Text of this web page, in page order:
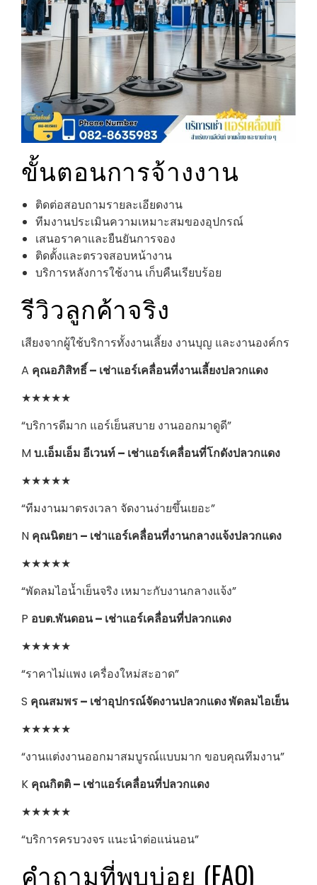
ขั้นตอนการจ้างงาน
ติดต่อสอบถามรายละเอียดงาน
ทีมงานประเมินความเหมาะสมของอุปกรณ์
เสนอราคาและยืนยันการจอง
ติดตั้งและตรวจสอบหน้างาน
บริการหลังการใช้งาน เก็บคืนเรียบร้อย
รีวิวลูกค้าจริง
เสียงจากผู้ใช้บริการทั้งงานเลี้ยง งานบุญ และงานองค์กร
A คุณอภิสิทธิ์ – เช่าแอร์เคลื่อนที่งานเลี้ยงปลวกแดง
★★★★★
“บริการดีมาก แอร์เย็นสบาย งานออกมาดูดี”
Mบ.เอ็มเอ็ม อีเวนท์ – เช่าแอร์เคลื่อนที่โกดังปลวกแดง
★★★★★
“ทีมงานมาตรงเวลา จัดงานง่ายขึ้นเยอะ”
N คุณนิตยา – เช่าแอร์เคลื่อนที่งานกลางแจ้งปลวกแดง
★★★★★
“พัดลมไอน้ำเย็นจริง เหมาะกับงานกลางแจ้ง”
P อบต.พันดอน – เช่าแอร์เคลื่อนที่ปลวกแดง
★★★★★
“ราคาไม่แพง เครื่องใหม่สะอาด”
S คุณสมพร – เช่าอุปกรณ์จัดงานปลวกแดง พัดลมไอเย็น
★★★★★
“งานแต่งงานออกมาสมบูรณ์แบบมาก ขอบคุณทีมงาน”
K คุณกิตติ – เช่าแอร์เคลื่อนที่ปลวกแดง
★★★★★
“บริการครบวงจร แนะนำต่อแน่นอน”
คำถามที่พบบ่อย (FAQ)